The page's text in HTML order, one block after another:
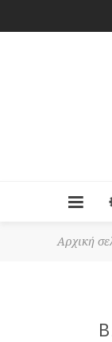
Αρχική